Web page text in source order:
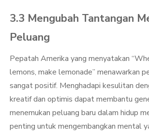
3.3 Mengubah Tantangan
Peluang
Pepatah Amerika yang menyatakan
lemons, make lemonade” menawarkan
sangat positif. Menghadapi kesulitan
kreatif dan optimis dapat membantu
menemukan peluang baru dalam hidup
penting untuk mengembangkan mental